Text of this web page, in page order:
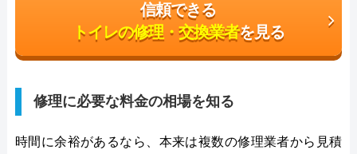
信頼できる
トイレの修理・交換業者を見る
修理に必要な料金の相場を知る
時間に余裕があるなら、本来は複数の修理業者から見積